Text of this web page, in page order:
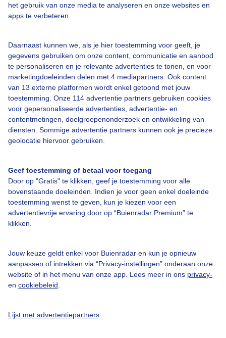
het gebruik van onze media te analyseren en onze websites en
apps te verbeteren.
Daarnaast kunnen we, als je hier toestemming voor geeft, je
gegevens gebruiken om onze content, communicatie en aanbod
te personaliseren en je relevante advertenties te tonen, en voor
marketingdoeleinden delen met 4 mediapartners. Ook content
van 13 externe platformen wordt enkel getoond met jouw
toestemming. Onze 114 advertentie partners gebruiken cookies
voor gepersonaliseerde advertenties, advertentie- en
contentmetingen, doelgroepenonderzoek en ontwikkeling van
diensten. Sommige advertentie partners kunnen ook je precieze
geolocatie hiervoor gebruiken.
Geef toestemming of betaal voor toegang
Door op "Gratis" te klikken, geef je toestemming voor alle
bovenstaande doeleinden. Indien je voor geen enkel doeleinde
toestemming wenst te geven, kun je kiezen voor een
advertentievrije ervaring door op “Buienradar Premium” te
klikken.
Jouw keuze geldt enkel voor Buienradar en kun je opnieuw
aanpassen of intrekken via “Privacy-instellingen” onderaan onze
website of in het menu van onze app. Lees meer in ons privacy-
en cookiebeleid
Lijst met advertentiepartners
Een moment geduld aub...
Over Buienradar
Bedrijfsgegevens
Veelgestelde vragen
Toegankelijkheid
Gebruikersvoorwaarden
Adverteren
Buienradar Team
Cookie beleid
Privacy instellingen
Gratis weerdata
@BuienradarNL